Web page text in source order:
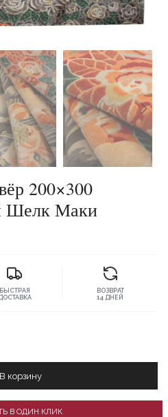
200×300
Шелк Маки
БЫСТРАЯ
ВОЗВРАТ
14 ДНЕЙ
В корзину
В ОДИН КЛИК